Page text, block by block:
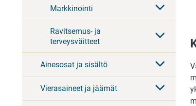
Markkinointi
Ravitsemus- ja
terveysväitteet
Ainesosat ja sisältö
Vierasaineet ja jäämät